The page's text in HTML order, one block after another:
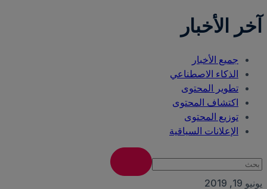
آخر الأخبار
جميع الأخبار
الذكاء الاصطناعي
تطوير المحتوى
اكتشاف المحتوى
توزيع المحتوى
الإعلانات السياقية
يونيو 19, 2019